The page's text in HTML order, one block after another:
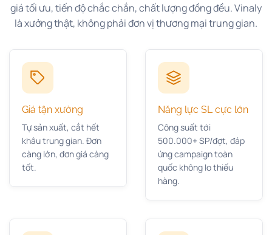
giá tối ưu, tiến độ chắc chắn, chất lượng đồng đều. Vinaly
là xưởng thật, không phải đơn vị thương mại trung gian.
Giá tận xưởng
Tự sản xuất, cắt hết
khâu trung gian. Đơn
càng lớn, đơn giá càng
tốt.
Năng lực SL cực lớn
Công suất tới
500.000+ SP/đợt, đáp
ứng campaign toàn
quốc không lo thiếu
hàng.